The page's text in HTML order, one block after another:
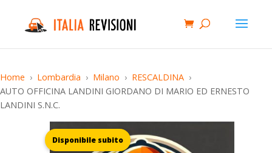
Home Lombardia Milano
RESCALDINA
AUTO OFFICINA LANDINI GIORDANO DI MARIO ED ERNESTO
LANDINI S.N.C.